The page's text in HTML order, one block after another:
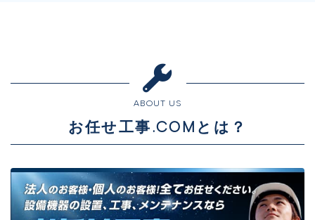
ABOUT US
お任せ工事.COMとは？